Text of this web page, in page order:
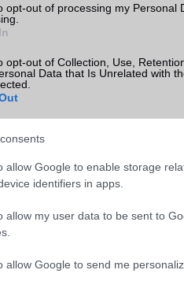
opt-out of processing my Personal
opt-out of Collection, Use,
Data that Is Unrelated with
allow Google to enable storage
identifiers in apps.
allow my user data to be sent to
allow Google to send me
legfrissebb híreink között!
a Mi Band 7 és a korábbiak
az alkalmazás bizonyos
adatszinkronizálási
a Mi Fitness alkalmazás az
a Google Fithez hasonlót sem